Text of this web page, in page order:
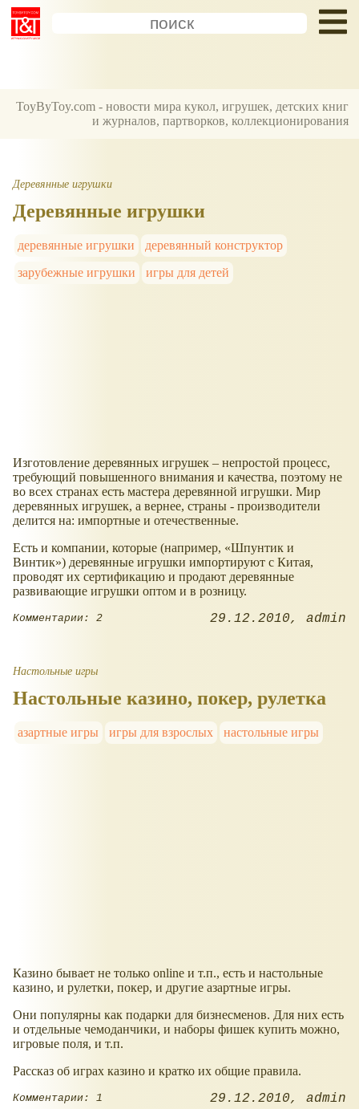
ToyByToy.com - новости мира кукол, игрушек, детских книг
и журналов, партворков, коллекционирования
Деревянные игрушки
Деревянные игрушки
деревянные игрушки
деревянный конструктор
зарубежные игрушки
игры для детей
Изготовление деревянных игрушек – непростой процесс,
требующий повышенного внимания и качества, поэтому не
во всех странах есть мастера деревянной игрушки. Мир
деревянных игрушек, а вернее, страны - производители
делится на: импортные и отечественные.
Есть и компании, которые (например, «Шпунтик и
Винтик») деревянные игрушки импортируют с Китая,
проводят их сертификацию и продают деревянные
развивающие игрушки оптом и в розницу.
Комментарии: 2 29.12.2010 admin
Настольные игры
Настольные казино, покер, рулетка
азартные игры игры для взрослых настольные игры
Казино бывает не только online и т.п., есть и настольные
казино, и рулетки, покер, и другие азартные игры.
Они популярны как подарки для бизнесменов. Для них есть
и отдельные чемоданчики, и наборы фишек купить можно,
игровые поля, и т.п.
Рассказ об играх казино и кратко их общие правила.
Комментарии: 1 29.12.2010 admin